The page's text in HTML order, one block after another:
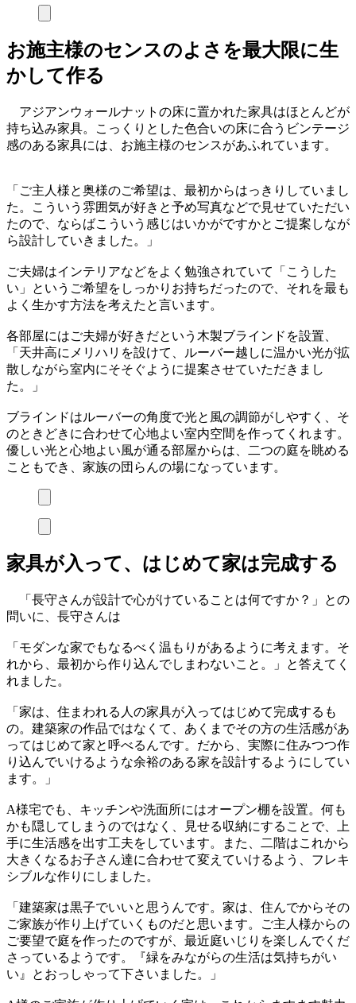
お施主様のセンスのよさを最大限に生
かして作る
アジアンウォールナットの床に置かれた家具はほとんどが
持ち込み家具。こっくりとした色合いの床に合うビンテージ
感のある家具には、お施主様のセンスがあふれています。
「ご主人様と奥様のご希望は、最初からはっきりしていまし
た。こういう雰囲気が好きと予め写真などで見せていただい
たので、ならばこういう感じはいかがですかとご提案しなが
ら設計していきました。」
ご夫婦はインテリアなどをよく勉強されていて「こうした
い」というご希望をしっかりお持ちだったので、それを最も
よく生かす方法を考えたと言います。
各部屋にはご夫婦が好きだという木製ブラインドを設置、
「天井高にメリハリを設けて、ルーバー越しに温かい光が拡
散しながら室内にそそぐように提案させていただきまし
た。」
ブラインドはルーバーの角度で光と風の調節がしやすく、そ
のときどきに合わせて心地よい室内空間を作ってくれます。
優しい光と心地よい風が通る部屋からは、二つの庭を眺める
こともでき、家族の団らんの場になっています。
家具が入って、はじめて家は完成する
「長守さんが設計で心がけていることは何ですか？」との
問いに、長守さんは
「モダンな家でもなるべく温もりがあるように考えます。そ
れから、最初から作り込んでしまわないこと。」と答えてく
れました。
「家は、住まわれる人の家具が入ってはじめて完成するも
の。建築家の作品ではなくて、あくまでその方の生活感があ
ってはじめて家と呼べるんです。だから、実際に住みつつ作
り込んでいけるような余裕のある家を設計するようにしてい
ます。」
A様宅でも、キッチンや洗面所にはオープン棚を設置。何も
かも隠してしまうのではなく、見せる収納にすることで、上
手に生活感を出す工夫をしています。また、二階はこれから
大きくなるお子さん達に合わせて変えていけるよう、フレキ
シブルな作りにしました。
「建築家は黒子でいいと思うんです。家は、住んでからその
ご家族が作り上げていくものだと思います。ご主人様からの
ご要望で庭を作ったのですが、最近庭いじりを楽しんでくだ
さっているようです。『緑をみながらの生活は気持ちがい
い』とおっしゃって下さいました。」